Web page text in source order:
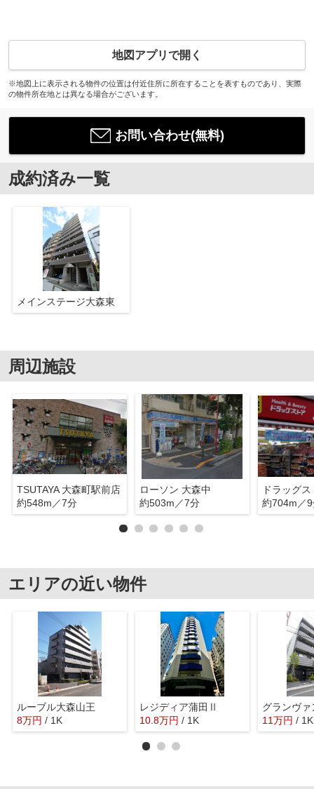
地図アプリで開く
※地図上に表示される物件の位置は付近住所に所在することを表すものであり、実際
の物件所在地とは異なる場合がございます。
お問い合わせ(無料)
成約済み一覧
メインステージ大森東
周辺施設
TSUTAYA 大森町駅前店
約548m／7分
ローソン 大森中
約503m／7分
約704m／
エリアの近い物件
ルーブル大森山王
8万円 / 1K
レジディア蒲田Ⅱ
10.8万円 / 1K
グランヴ
11万円 / 1K